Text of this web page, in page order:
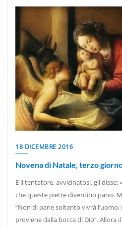
18 DICEMBRE 2016
Novena di Natale, terzo
E il tentatore, avvicinatosi, gli disse:
che queste pietre diventino pani».
“Non di pane soltanto vivrà
proviene dalla bocca di Dio”. Allora